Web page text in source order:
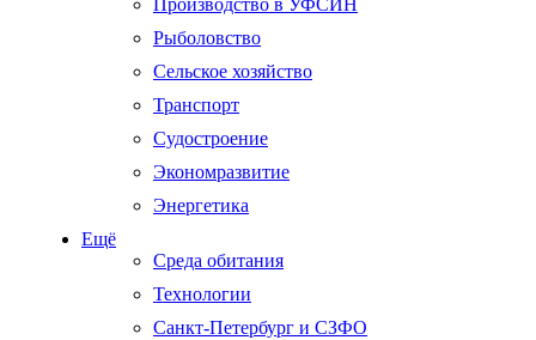
Производство в УФСИН
Рыболовство
Сельское хозяйство
Транспорт
Судостроение
Экономразвитие
Энергетика
Ещё
Среда обитания
Технологии
Санкт-Петербург и СЗФО